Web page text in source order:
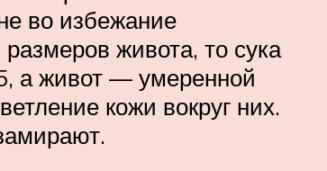
во избежание
живота, то сука
а живот — умеренной
кожи вокруг них.